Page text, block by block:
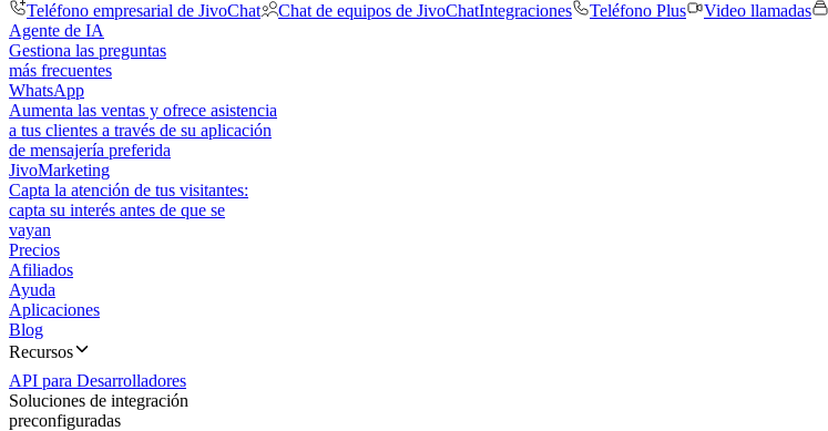
Teléfono empresarial de JivoChat
Chat de equipos de JivoChatIntegraciones Teléfono Plus Video llamadas
Agente de IA
Gestiona las preguntas
más frecuentes
WhatsApp
Aumenta las ventas y ofrece asistencia
a tus clientes a través de su aplicación
de mensajería preferida
JivoMarketing
Capta la atención de tus visitantes:
capta su interés antes de que se
vayan
Precios
Afiliados
Ayuda
Aplicaciones
Blog
Recursos
API para Desarrolladores
Soluciones de integración
preconfiguradas